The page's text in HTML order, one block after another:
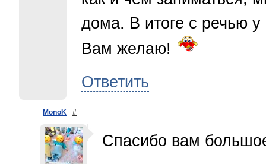
дома. В итоге с речью у
Вам желаю!
Ответить
MonoK #
Спасибо вам